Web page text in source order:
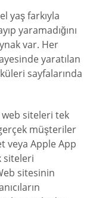
yaş farkıyla
yaramadığını
var. Her
yaratılan
sayfalarında
web siteleri tek
müşteriler
veya Apple App
siteleri
sitesinin